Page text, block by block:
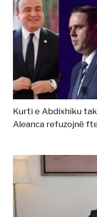
Kurti e Abdixhiku
Aleanca refuzojnë